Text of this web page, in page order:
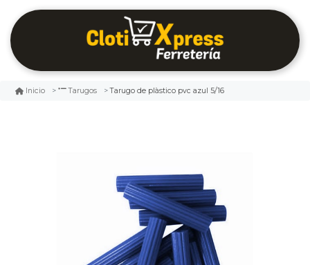
Inicio Tarugos Tarugo de plàstico pvc azul 5/16